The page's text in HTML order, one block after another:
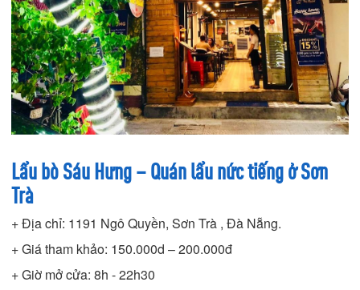
Lẩu bò Sáu Hưng – Quán lẩu nức tiếng ở Sơn
Trà
+ Địa chỉ: 1191 Ngô Quyền, Sơn Trà , Đà Nẵng.
+ Giá tham khảo: 150.000d – 200.000đ
+ Giờ mở cửa: 8h - 22h30